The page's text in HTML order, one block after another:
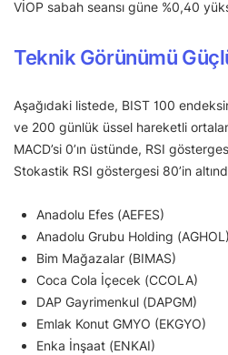
VİOP sabah seansı güne %0,40
Teknik Görünümü
Aşağıdaki listede, BIST 100
ve 200 günlük üssel hareketli
MACD’si 0’ın üstünde, RSI
Stokastik RSI göstergesi 80’in
Anadolu Efes (AEFES)
Anadolu Grubu Holding (AGHOL)
Bim Mağazalar (BIMAS)
Coca Cola İçecek (CCOLA)
DAP Gayrimenkul (DAPGM)
Emlak Konut GMYO (EKGYO)
Enka İnşaat (ENKAI)